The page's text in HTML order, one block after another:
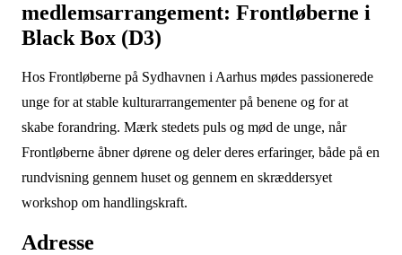
medlemsarrangement: Frontløberne i
Black Box (D3)
Hos Frontløberne på Sydhavnen i Aarhus mødes passionerede
unge for at stable kulturarrangementer på benene og for at
skabe forandring. Mærk stedets puls og mød de unge, når
Frontløberne åbner dørene og deler deres erfaringer, både på en
rundvisning gennem huset og gennem en skræddersyet
workshop om handlingskraft.
Adresse